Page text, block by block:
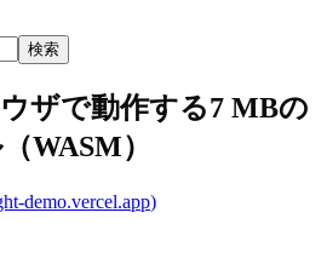
検索
ザで動作する7 MBの
WASM）
demo.vercel.app)